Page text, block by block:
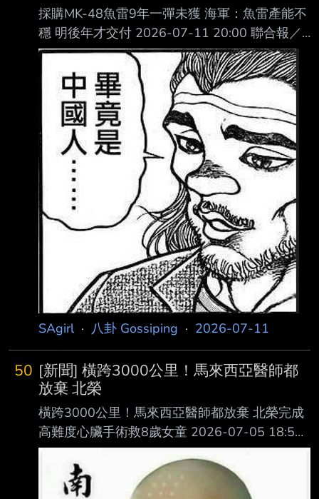
採購MK-48魚雷9年一彈未獲 海軍：魚雷產能不
穩 明後年才交付 2026-07-11 20:00 聯合報／
記者洪哲政／台北即時報導 海軍司令部2018年
起編列預算，為劍龍級潛艦採購新型潛射長程重
型導線魚雷，據信為 MK-48 Mod 6 AT重型魚
雷，包括24枚戰雷及4枚操雷，總經費54億
6058.6萬元，至今9年一 彈未獲，交付期程一再
延後。立委近期質疑購案成效不明，提案凍結此
案8000萬元預算， 海軍司令部說明，美方因魚
雷供應鏈問題，導致產能不穩，因此將魚雷交付
期程延後至 2027年度至2028年
SAgirl· 八卦 Gossiping · 2026-07-11
50 [新聞] 橫跨3000公里！馬來西亞醫師都
放棄 北榮
橫跨3000公里！馬來西亞醫師都放棄 北榮完成
高難度心臟手術救8歲女童 2026-07-05 18:59
聯合報／ 記者沈能元／台北即時報導 這是一段
橫跨了3000公里、連結了馬來西亞與台灣的醫
療緣分。來自馬來西亞、非常開朗 可愛的8歲小